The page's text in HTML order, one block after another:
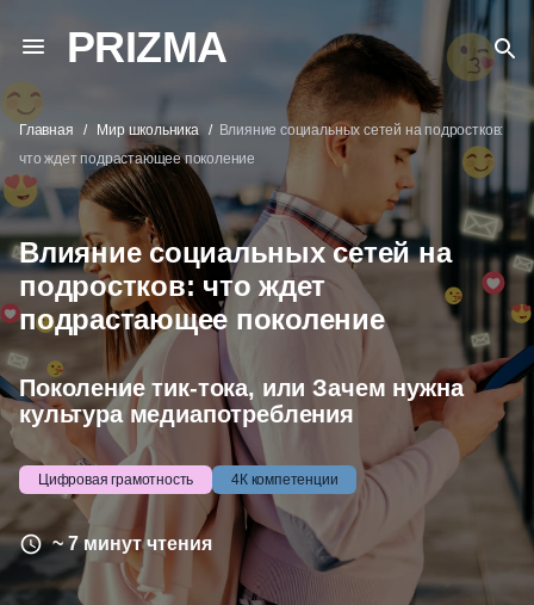
PRIZMA
Главная Мир школьника
Влияние социальных сетей на подростков:
что ждет подрастающее поколение
Влияние социальных сетей на
подростков: что ждет
подрастающее поколение
Поколение тик-тока, или Зачем нужна
культура медиапотребления
Цифровая грамотность 4К компетенции
~ 7 минут чтения